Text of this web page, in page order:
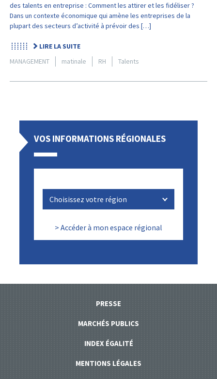
des talents en entreprise : Comment les attirer et les fidéliser ?
Dans un contexte économique qui amène les entreprises de la
plupart des secteurs d’activité à prévoir des […]
LIRE LA SUITE
MANAGEMENT
matinale RH Talents
VOS INFORMATIONS RÉGIONALES
> Accéder à mon espace régional
PRESSE
MARCHÉS PUBLICS
INDEX ÉGALITÉ
MENTIONS LÉGALES